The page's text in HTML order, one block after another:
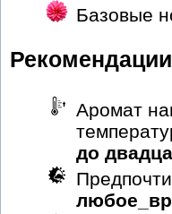
Базовые
Аромат
до